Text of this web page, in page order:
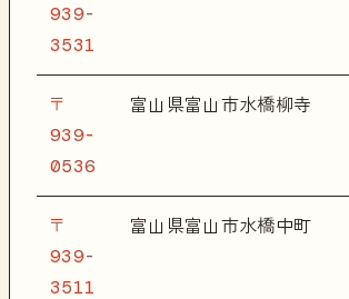
939-
3531
〒
939-
0536
富山県富山市水橋柳寺
〒
939-
3511
富山県富山市水橋中町